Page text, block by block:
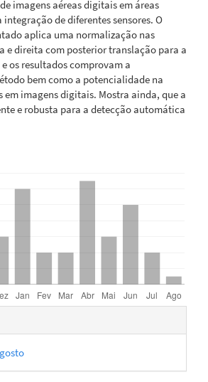
imagens aéreas digitais em áreas
de diferentes sensores. O
aplica uma normalização nas
e direita com posterior translação para a
os resultados comprovam a
bem como a potencialidade na
em imagens digitais. Mostra ainda, que a
e robusta para a detecção automática